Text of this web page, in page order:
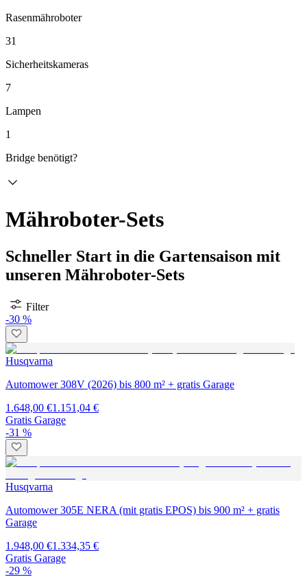
Rasenmähroboter
31
Sicherheitskameras
7
Lampen
1
Bridge benötigt?
Mähroboter-Sets
Schneller Start in die Gartensaison mit
unseren Mähroboter-Sets
Filter
-30 %
Husqvarna
Automower 308V (2026) bis 800 m² + gratis Garage
1.648,00 €1.151,04 €
Gratis Garage
-31 %
Husqvarna
Automower 305E NERA (mit gratis EPOS) bis 900 m² + gratis
Garage
1.948,00 €1.334,35 €
Gratis Garage
-29 %